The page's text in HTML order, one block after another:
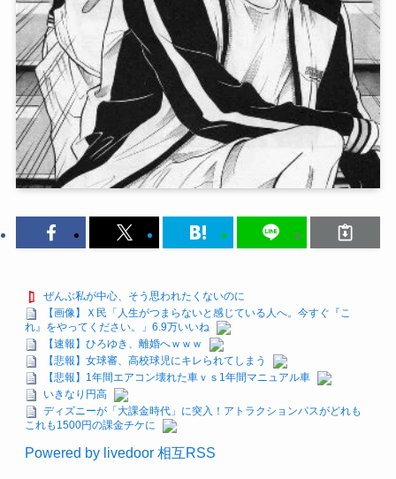
ぜんぶ私が中心、そう思われたくないのに
【画像】Ｘ民「人生がつまらないと感じている人へ。今すぐ『こ
れ』をやってください。」6.9万いいね
【速報】ひろゆき、離婚へｗｗｗ
【悲報】女球審、高校球児にキレられてしまう
【悲報】1年間エアコン壊れた車ｖｓ1年間マニュアル車
いきなり円高
ディズニーが「大課金時代」に突入！アトラクションパスがどれも
これも1500円の課金チケに
Powered by livedoor 相互RSS